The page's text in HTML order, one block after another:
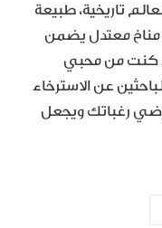
تاريخية، طبيعة
مناخ معتدل يضمن
كنت من محبي
عن الاسترخاء
رغباتك ويجعل